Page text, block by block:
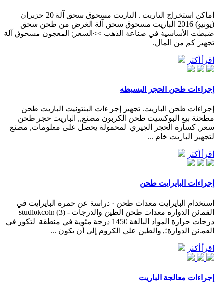
اماكن استخراج الباريت . الباريت مسحوق سحق آلة 20 حزيران
(يونيو) 2016 الباريت مسحوق سحق آلة الغرض من طحن سحق
ضبطت الأساسية في صناعة الذهب >>السعر; المعجون مسحوق آلة
تجهيز كم من المال.
اقرأ أكثر
إجراءات طحن الحجر البسيطة
إجراءات طحن الباريت. تجهيز إجراءات البنتونيت الباريت طحن
مطحنة بيع البوكسيت طحن الكربون مصنع,, الباريت حجر طحن
سعر, كسارة الحجر الجيري المحمولة يحصل على معلومات, مصنع
لتجهيز الباريت خام ...
اقرأ أكثر
إجراءات البايرايت طحن
استخدام البايرايت معدات طحن · دراسة عن جمرة البايرايت في
القمائن الدوارة معدات طحن الطين والدرجات - studiokcoin (3)
درجات حرارة المواد البالغة 1450 درجة مئوية في منطقة التكور في
القمائن الدوارة؛, والطين على الكروم إلى أن يكون ...
اقرأ أكثر
إجراءات معالجة الباريت